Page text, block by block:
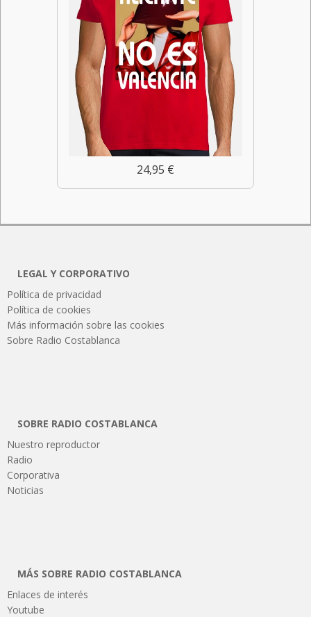
24,95 €
LEGAL Y CORPORATIVO
Política de privacidad
Política de cookies
Más información sobre las cookies
Sobre Radio Costablanca
SOBRE RADIO COSTABLANCA
Nuestro reproductor
Radio
Corporativa
Noticias
MÁS SOBRE RADIO COSTABLANCA
Enlaces de interés
Youtube